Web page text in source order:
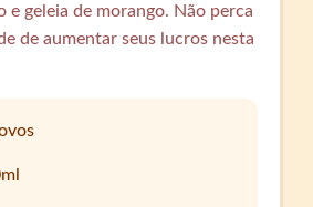
e geleia de morango. Não perca
de aumentar seus lucros nesta